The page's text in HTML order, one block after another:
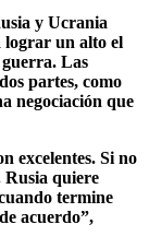
y Ucrania
lograr un alto el
guerra. Las
partes, como
negociación que
excelentes. Si no
quiere
termine
acuerdo”,